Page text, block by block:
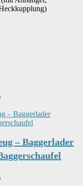
‎Französisch
‎1 kg
– Baggerlader